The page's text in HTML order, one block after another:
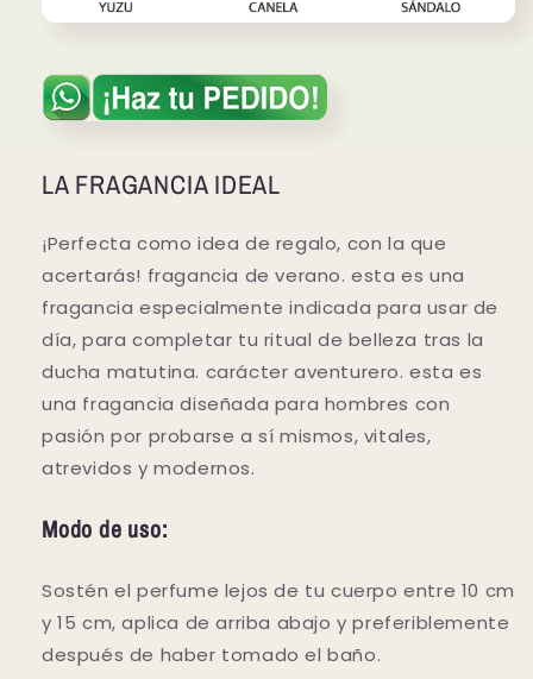
LA FRAGANCIA IDEAL
¡Perfecta como idea de regalo, con la que
acertarás! fragancia de verano. esta es una
fragancia especialmente indicada para usar de
día, para completar tu ritual de belleza tras la
ducha matutina. carácter aventurero. esta es
una fragancia diseñada para hombres con
pasión por probarse a sí mismos, vitales,
atrevidos y modernos.
Modo de uso:
Sostén el perfume lejos de tu cuerpo entre 10 cm
y 15 cm, aplica de arriba abajo y preferiblemente
después de haber tomado el baño.